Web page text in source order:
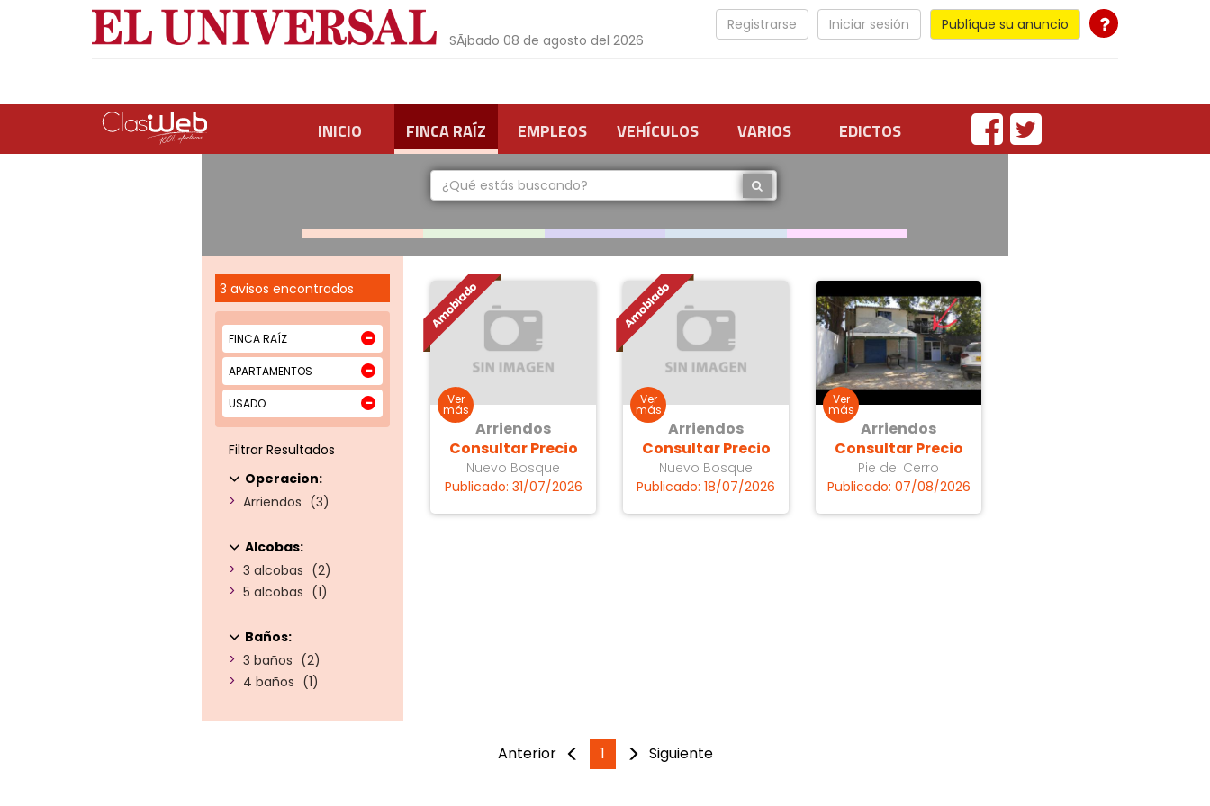
SÃ¡bado 08 de agosto del 2026
Publíque su anuncio
Iniciar sesión
Registrarse
INICIO FINCA RAÍZ EMPLEOS VEHÍCULOS VARIOS EDICTOS
3 avisos encontrados
FINCA RAÍZ
APARTAMENTOS
USADO
Filtrar Resultados
Operacion
Arriendos
3
Alcobas
3 alcobas
2
5 alcobas
1
Baños
3 baños
2
4 baños
1
Arriendos
Consultar Precio
Nuevo Bosque
Publicado: 31/07/2026
Arriendos
Consultar Precio
Nuevo Bosque
Publicado: 18/07/2026
Arriendos
Consultar Precio
Pie del Cerro
Publicado: 07/08/2026
Anterior 1 Siguiente